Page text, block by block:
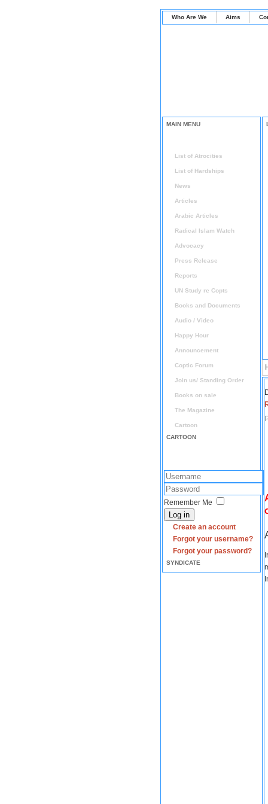
Who Are We Aims
MAIN MENU
List of Atrocities
List of Hardships
News
Articles
Arabic Articles
Radical Islam Watch
Advocacy
Press Release
Reports
UN Study re Copts
Books and Documents
Audio / Video
Happy Hour
Announcement
Coptic Forum
Join us/ Standing Order
Books on sale
The Magazine
Cartoon
CARTOON
Remember Me
Log in
Create an account
Forgot your username?
Forgot your password?
SYNDICATE